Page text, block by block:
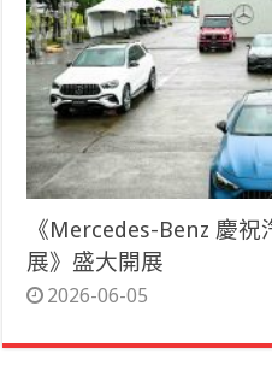
《Mercedes-Benz 慶
展》盛大開展
2026-06-05